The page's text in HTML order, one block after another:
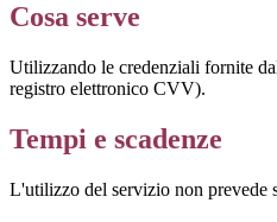
Cosa serve
Utilizzando le credenziali fornite
registro elettronico CVV).
Tempi e scadenze
L'utilizzo del servizio non prevede